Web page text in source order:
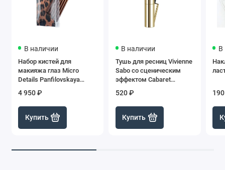
В наличии
Набор кистей для
макияжа глаз Micro
Details Panfilovskaya
4 950 ₽
Купить
В наличии
Тушь для ресниц Vivienne
Sabo со сценическим
эффектом Cabaret
520 ₽
Купить
В